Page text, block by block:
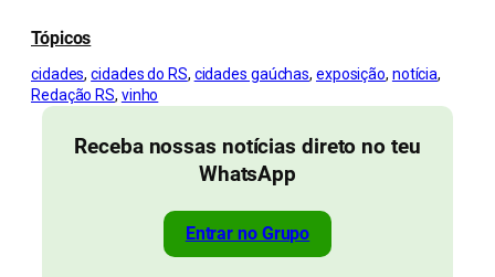
Tópicos
cidades, cidades do RS, cidades gaúchas, exposição, notícia
Redação RS, vinho
Receba nossas notícias direto no teu
WhatsApp
Entrar no Grupo